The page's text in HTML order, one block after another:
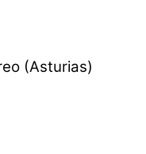
(Asturias)